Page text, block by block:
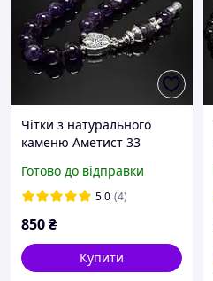
Чітки з натурального
каменю Аметист 33
Готово до відправки
5.0 (4)
850₴
Купити